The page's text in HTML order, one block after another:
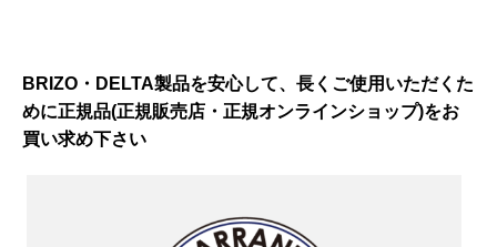
BRIZO・DELTA製品を安心して、長くご使用いただくた
めに正規品(正規販売店・正規オンラインショップ)をお
買い求め下さい